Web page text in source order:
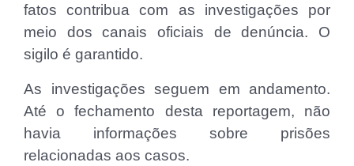
fatos contribua com as investigações por
meio dos canais oficiais de denúncia. O
sigilo é garantido.
As investigações seguem em andamento.
Até o fechamento desta reportagem, não
havia informações sobre prisões
relacionadas aos casos.